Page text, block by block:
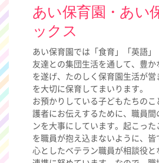
あい保育園・あい
ックス
あい保育園では「食育」「英語
友達との集団生活を通して、豊
を遂げ、たのしく保育園生活が
を大切に保育してまいります。
お預かりしている子どもたちの
護者にお伝えするために、職員間
ンを大事にしています。起こった
を職員が抱え込まないように、
心としたベテラン職員が相談役